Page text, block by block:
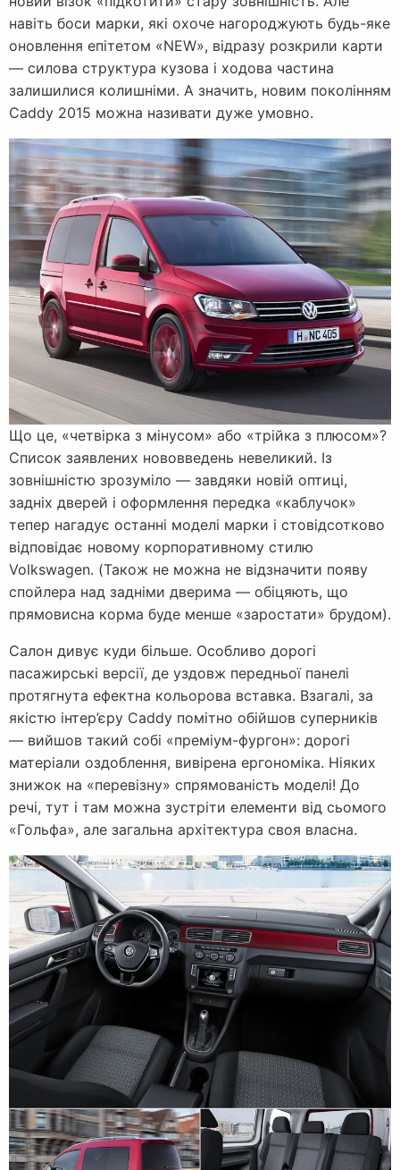
навіть боси марки, які охоче нагороджують будь-яке
оновлення епітетом «NEW», відразу розкрили карти
— силова структура кузова і ходова частина
залишилися колишніми. А значить, новим поколінням
Caddy 2015 можна називати дуже умовно.
Що це, «четвірка з мінусом» або «трійка з плюсом»?
Список заявлених нововведень невеликий. Із
зовнішністю зрозуміло — завдяки новій оптиці,
задніх дверей і оформлення передка «каблучок»
тепер нагадує останні моделі марки і стовідсотково
відповідає новому корпоративному стилю
Volkswagen. (Також не можна не відзначити появу
спойлера над задніми дверима — обіцяють, що
прямовисна корма буде менше «заростати» брудом).
Салон дивує куди більше. Особливо дорогі
пасажирські версії, де уздовж передньої панелі
протягнута ефектна кольорова вставка. Взагалі, за
якістю інтер’єру Caddy помітно обійшов суперників
— вийшов такий собі «преміум-фургон»: дорогі
матеріали оздоблення, вивірена ергономіка. Ніяких
знижок на «перевізну» спрямованість моделі! До
речі, тут і там можна зустріти елементи від сьомого
«Гольфа», але загальна архітектура своя власна.